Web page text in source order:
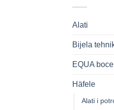
Alati
Bijela
EQUA boce
Häfele
Alati i